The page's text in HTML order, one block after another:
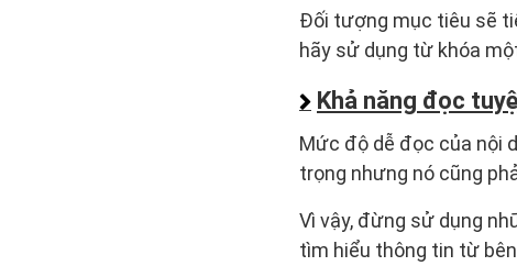
Đối tượng mục tiêu sẽ
hãy sử dụng từ khóa
Khả năng đọc
Mức độ dễ đọc của nội
trọng nhưng nó cũng
Vì vậy, đừng sử dụng
tìm hiểu thông tin từ